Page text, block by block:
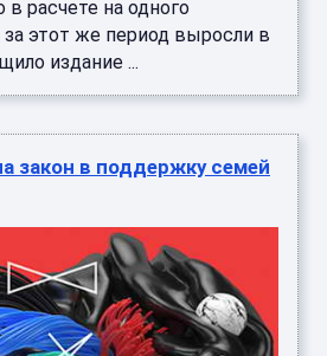
расчете на одного
этот же период выросли в
издание ...
закон в поддержку семей